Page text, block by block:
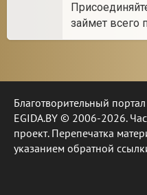
займет всего
Благотворительный
EGIDA.BY © 2006-2026.
проект. Перепечатка
указанием обратной